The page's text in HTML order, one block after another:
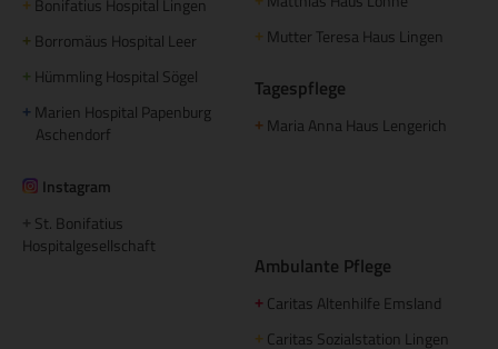
+ Bonifatius Hospital Lingen
+ Borromäus Hospital Leer
+ Hümmling Hospital Sögel
+ Marien Hospital Papenburg
Aschendorf
Instagram
St. Bonifatius
Hospitalgesellschaft
+ Mutter Teresa Haus Lingen
Tagespflege
+ Maria Anna Haus Lengerich
Ambulante Pflege
+ Caritas Altenhilfe Emsland
+ Caritas Sozialstation Lingen